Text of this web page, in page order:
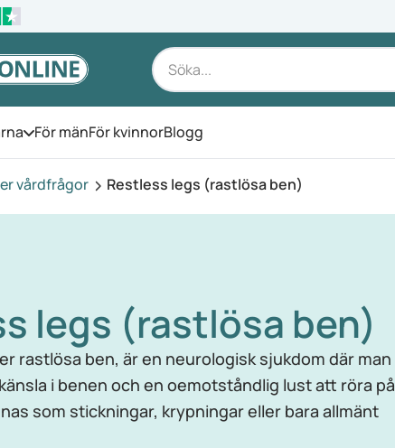
Öppna menyn
För mänFör kvinnorBlogg
vårdfrågor Restless legs (rastlösa ben)
legs (rastlösa ben)
rastlösa ben, är en neurologisk sjukdom där man
i benen och en oemotståndlig lust att röra på
som stickningar, krypningar eller bara allmänt